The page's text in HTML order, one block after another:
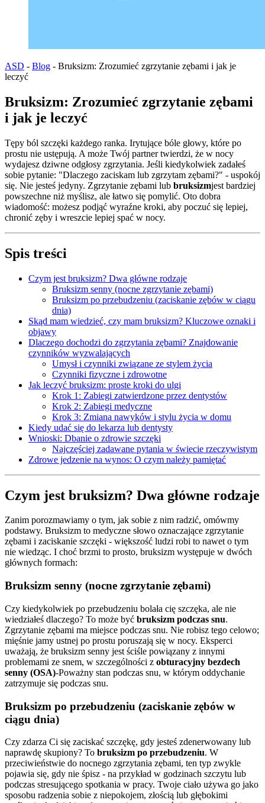
ASD - Blog - Bruksizm: Zrozumieć zgrzytanie zębami i jak je
leczyć
Bruksizm: Zrozumieć zgrzytanie zębami
i jak je leczyć
Tępy ból szczęki każdego ranka. Irytujące bóle głowy, które po
prostu nie ustępują. A może Twój partner twierdzi, że w nocy
wydajesz dziwne odgłosy zgrzytania. Jeśli kiedykolwiek zadałeś
sobie pytanie: "Dlaczego zaciskam lub zgrzytam zębami?" - uspokój
się. Nie jesteś jedyny. Zgrzytanie zębami lub bruksizmjest bardziej
powszechne niż myślisz, ale łatwo się pomylić. Oto dobra
wiadomość: możesz podjąć wyraźne kroki, aby poczuć się lepiej,
chronić zęby i wreszcie lepiej spać w nocy.
Spis treści
Czym jest bruksizm? Dwa główne rodzaje
Bruksizm senny (nocne zgrzytanie zębami)
Bruksizm po przebudzeniu (zaciskanie zębów w ciągu
dnia)
Skąd mam wiedzieć, czy mam bruksizm? Kluczowe oznaki i
objawy
Dlaczego dochodzi do zgrzytania zębami? Znajdowanie
czynników wyzwalających
Umysł i czynniki związane ze stylem życia
Czynniki fizyczne i zdrowotne
Jak leczyć bruksizm: proste kroki do ulgi
Krok 1: Zabiegi zatwierdzone przez dentystów
Krok 2: Zabiegi medyczne
Krok 3: Zmiana nawyków i stylu życia w domu
Kiedy udać się do lekarza lub dentysty
Wnioski: Dbanie o zdrowie szczęki
Najczęściej zadawane pytania w świecie rzeczywistym
Zdrowe jedzenie na wynos: O czym należy pamiętać
Czym jest bruksizm? Dwa główne rodzaje
Zanim porozmawiamy o tym, jak sobie z nim radzić, omówmy
podstawy. Bruksizm to medyczne słowo oznaczające zgrzytanie
zębami i zaciskanie szczęki - większość ludzi robi to nawet o tym
nie wiedząc. I choć brzmi to prosto, bruksizm występuje w dwóch
głównych formach:
Bruksizm senny (nocne zgrzytanie zębami)
Czy kiedykolwiek po przebudzeniu bolała cię szczęka, ale nie
wiedziałeś dlaczego? To może być bruksizm podczas snu.
Zgrzytanie zębami ma miejsce podczas snu. Nie robisz tego celowo;
mięśnie jamy ustnej po prostu poruszają się w nocy. Eksperci
uważają, że bruksizm senny jest ściśle powiązany z innymi
problemami ze snem, w szczególności z obturacyjny bezdech
senny (OSA)-Poważny stan podczas snu, w którym oddychanie
zatrzymuje się podczas snu.
Bruksizm po przebudzeniu (zaciskanie zębów w
ciągu dnia)
Czy zdarza Ci się zaciskać szczękę, gdy jesteś zdenerwowany lub
naprawdę skupiony? To bruksizm po przebudzeniu. W
przeciwieństwie do nocnego zgrzytania zębami, ten typ zwykle
pojawia się, gdy nie śpisz - na przykład w godzinach szczytu lub
podczas stresującego spotkania w pracy. Twoje ciało używa go jako
sposobu radzenia sobie z niepokojem, złością lub głębokimi